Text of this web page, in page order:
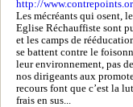
http://
Les mécréants qui osent,
Eglise Réchauffiste sont
et les camps de
se battent contre le
leur environnement, pas
nos dirigeants aux
recours font que c’est la
frais en sus...